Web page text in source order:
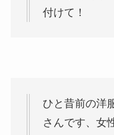
付けて！
ひと昔前の洋
さんです、女